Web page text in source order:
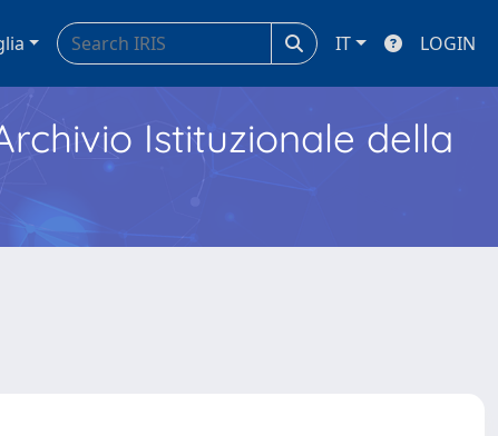
IT LOGIN
Istituzionale della